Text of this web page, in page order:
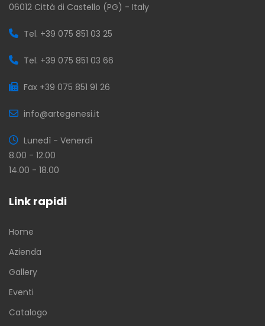
06012 Città di Castello (PG) - Italy
Tel. +39 075 851 03 25
Tel. +39 075 851 03 66
Fax +39 075 851 91 26
info@artegenesi.it
Lunedì - Venerdì
8.00 - 12.00
14.00 - 18.00
Link rapidi
Home
Azienda
Gallery
Eventi
Catalogo